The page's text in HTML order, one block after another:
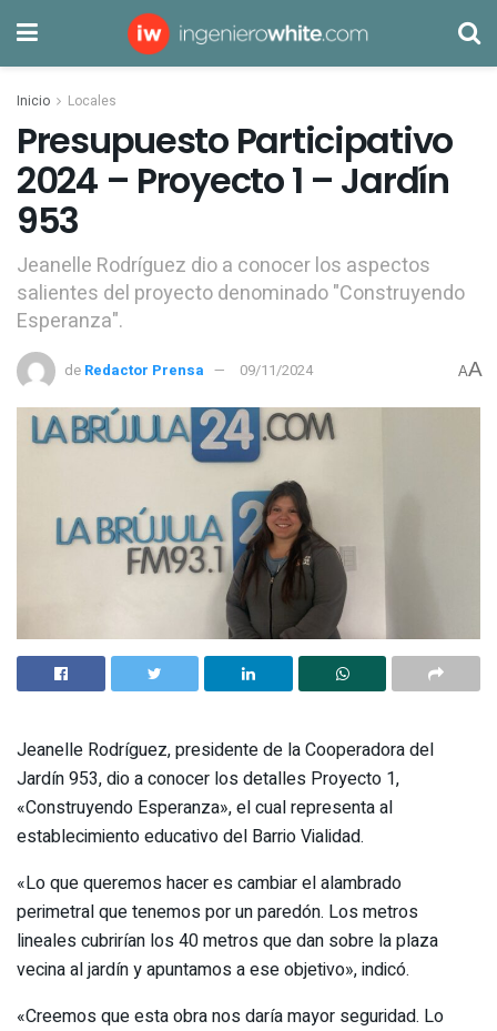
Inicio Locales
Presupuesto Participativo
2024 – Proyecto 1 – Jardín
953
Jeanelle Rodríguez dio a conocer los aspectos
salientes del proyecto denominado "Construyendo
Esperanza".
de Redactor Prensa 09/11/2024 AA
Jeanelle Rodríguez, presidente de la Cooperadora del
Jardín 953, dio a conocer los detalles Proyecto 1,
«Construyendo Esperanza», el cual representa al
establecimiento educativo del Barrio Vialidad.
«Lo que queremos hacer es cambiar el alambrado
perimetral que tenemos por un paredón. Los metros
lineales cubrirían los 40 metros que dan sobre la plaza
vecina al jardín y apuntamos a ese objetivo», indicó.
«Creemos que esta obra nos daría mayor seguridad. Lo